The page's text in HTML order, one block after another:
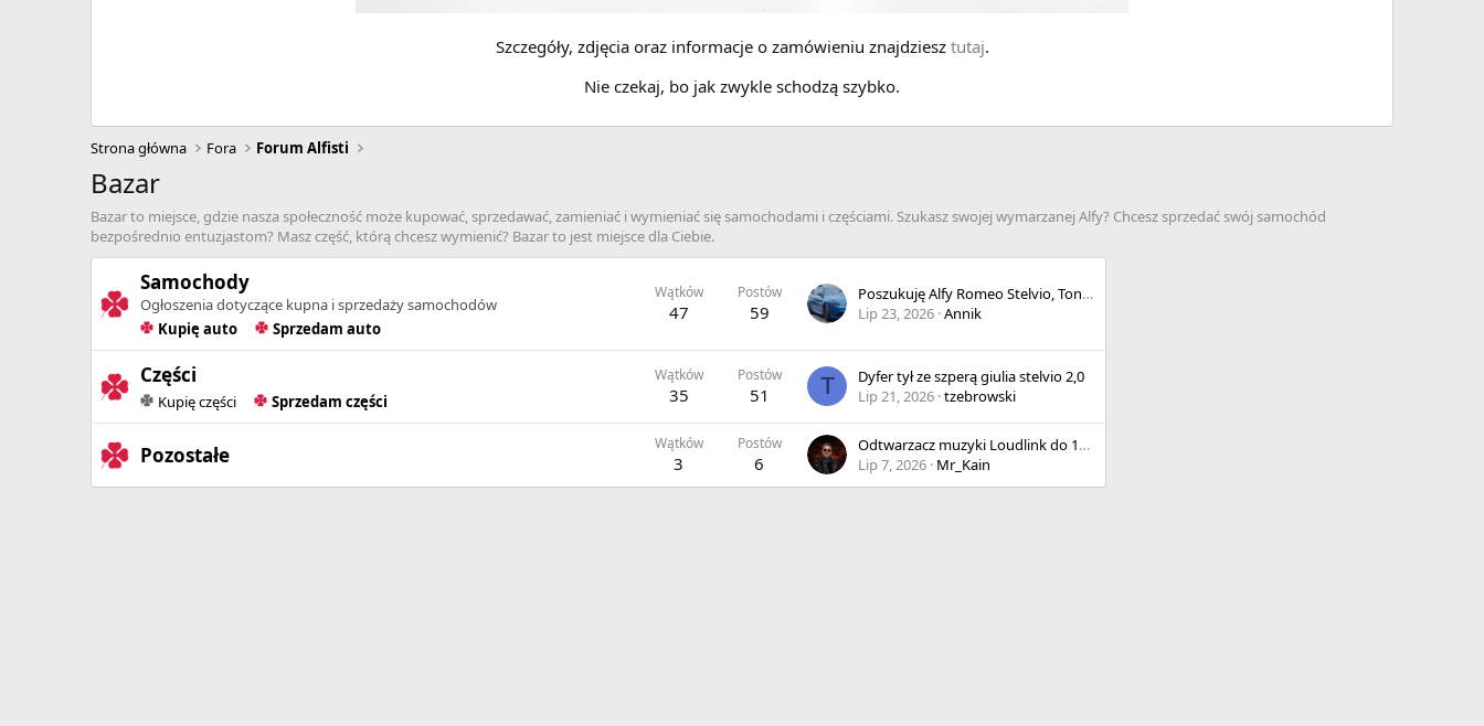
Szczegóły, zdjęcia oraz informacje o zamówieniu znajdziesz tutaj.
Nie czekaj, bo jak zwykle schodzą szybko.
Strona główna Fora Forum Alfisti
Bazar
Bazar to miejsce, gdzie nasza społeczność może kupować, sprzedawać, zamieniać i wymieniać się samochodami i częściami. Szukasz swojej wymarzanej Alfy? Chcesz sprzedać swój samochód
bezpośrednio entuzjastom? Masz część, którą chcesz wymienić? Bazar to jest miejsce dla Ciebie.
Samochody
Ogłoszenia dotyczące kupna i sprzedaży samochodów
Kupię auto
Sprzedam auto
Wątków
47
Postów
59
Poszukuję Alfy Romeo Stelvio, Tonale może być też Giulia
Lip 23, 2026 Annik
Części
Kupię części Sprzedam części
Wątków
35
Postów
51 T
Dyfer tył ze szperą giulia stelvio 2,0
Lip 21, 2026 tzebrowski
Pozostałe Wątków
3
Postów
6
Odtwarzacz muzyki Loudlink do 159/Brera - tylko z dużą Navi
Lip 7, 2026 Mr_Kain